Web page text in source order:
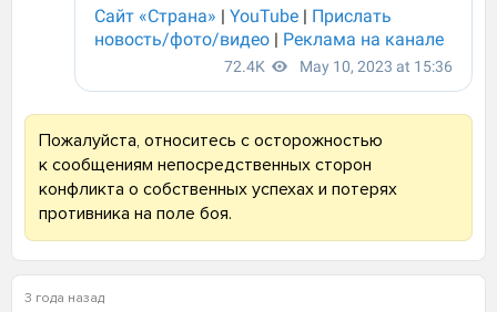
Пожалуйста, относитесь с осторожностью
к сообщениям непосредственных сторон
конфликта о собственных успехах и потерях
противника на поле боя.
3 года назад